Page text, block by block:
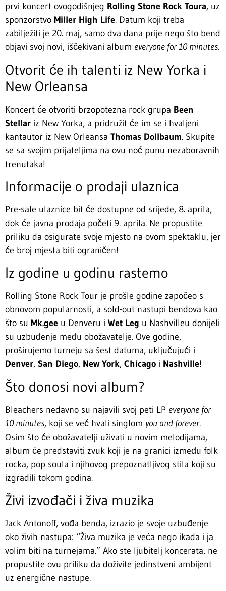
prvi koncert ovogodišnjeg Rolling Stone Rock Toura, uz
sponzorstvo Miller High Life. Datum koji treba
zabilježiti je 20. maj, samo dva dana prije nego što bend
objavi svoj novi, iščekivani album everyone for 10 minutes.
Otvorit će ih talenti iz New Yorka i
New Orleansa
Koncert će otvoriti brzopotezna rock grupa Been
Stellar iz New Yorka, a pridružit će im se i hvaljeni
kantautor iz New Orleansa Thomas Dollbaum. Skupite
se sa svojim prijateljima na ovu noć punu nezaboravnih
trenutaka!
Informacije o prodaji ulaznica
Pre-sale ulaznice bit će dostupne od srijede, 8. aprila,
dok će javna prodaja početi 9. aprila. Ne propustite
priliku da osigurate svoje mjesto na ovom spektaklu, jer
će broj mjesta biti ograničen!
Iz godine u godinu rastemo
Rolling Stone Rock Tour je prošle godine započeo s
obnovom popularnosti, a sold-out nastupi bendova kao
što su Mk.gee u Denveru i Wet Leg u Nashvilleu donijeli
su uzbuđenje među obožavatelje. Ove godine,
proširujemo turneju sa šest datuma, uključujući i
Denver, San Diego, New York, Chicago i Nashville!
Što donosi novi album?
Bleachers nedavno su najavili svoj peti LP everyone for
10 minutes, koji se već hvali singlom you and forever.
Osim što će obožavatelji uživati u novim melodijama,
album će predstaviti zvuk koji je na granici između folk
rocka, pop soula i njihovog prepoznatljivog stila koji su
izgradili tokom godina.
Živi izvođači i živa muzika
Jack Antonoff, vođa benda, izrazio je svoje uzbuđenje
oko živih nastupa: “Živa muzika je veća nego ikada i ja
volim biti na turnejama.” Ako ste ljubitelj koncerata, ne
propustite ovu priliku da doživite jedinstveni ambijent
uz energične nastupe.